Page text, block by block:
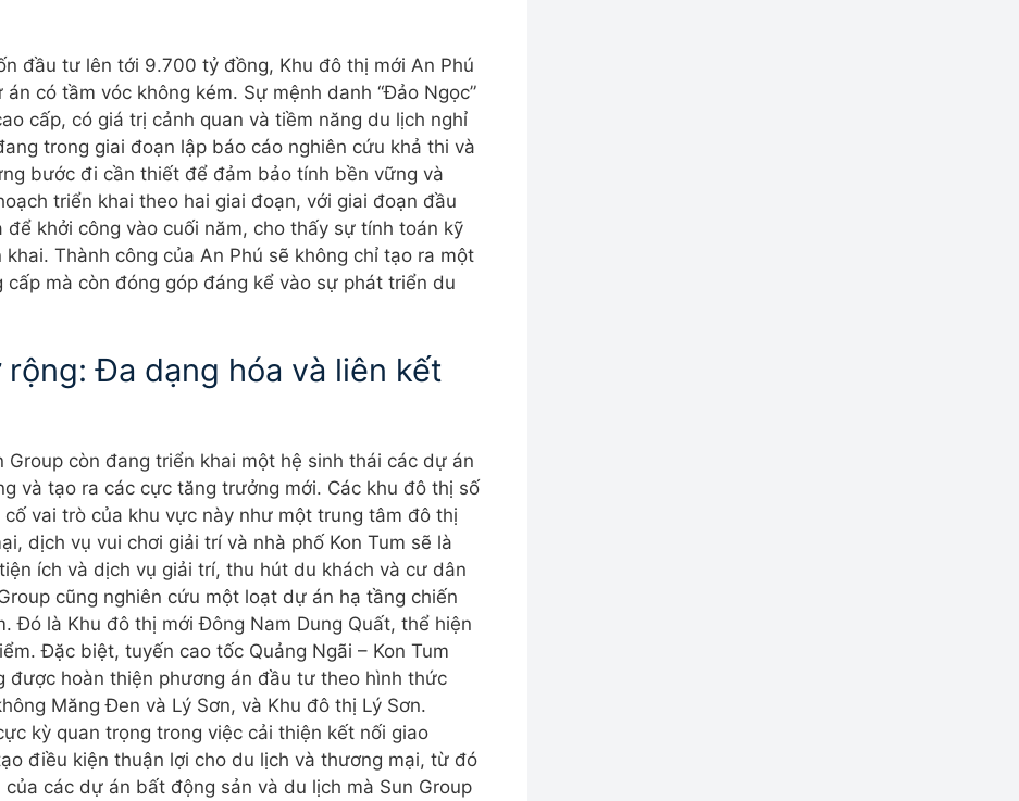
đầu tư lên tới 9.700 tỷ đồng, Khu đô thị mới An Phú
có tầm vóc không kém. Sự mệnh danh “Đảo Ngọc”
cấp, có giá trị cảnh quan và tiềm năng du lịch nghỉ
trong giai đoạn lập báo cáo nghiên cứu khả thi và
bước đi cần thiết để đảm bảo tính bền vững và
triển khai theo hai giai đoạn, với giai đoạn đầu
khởi công vào cuối năm, cho thấy sự tính toán kỹ
Thành công của An Phú sẽ không chỉ tạo ra một
mà còn đóng góp đáng kể vào sự phát triển du
Đa dạng hóa và liên kết
còn đang triển khai một hệ sinh thái các dự án
và tạo ra các cực tăng trưởng mới. Các khu đô thị số
vai trò của khu vực này như một trung tâm đô thị
dịch vụ vui chơi giải trí và nhà phố Kon Tum sẽ là
ích và dịch vụ giải trí, thu hút du khách và cư dân
cũng nghiên cứu một loạt dự án hạ tầng chiến
Đó là Khu đô thị mới Đông Nam Dung Quất, thể hiện
Đặc biệt, tuyến cao tốc Quảng Ngãi – Kon Tum
được hoàn thiện phương án đầu tư theo hình thức
Măng Đen và Lý Sơn, và Khu đô thị Lý Sơn.
kỳ quan trọng trong việc cải thiện kết nối giao
điều kiện thuận lợi cho du lịch và thương mại, từ đó
các dự án bất động sản và du lịch mà Sun Group